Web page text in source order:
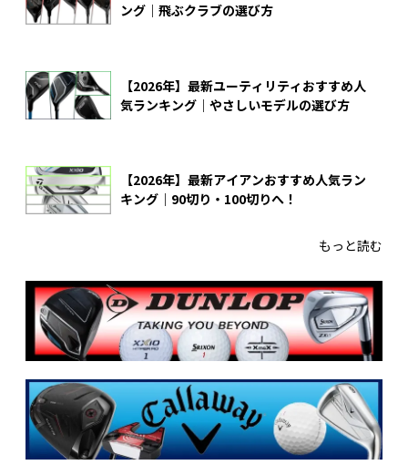
ング｜飛ぶクラブの選び方
【2026年】最新ユーティリティおすすめ人
気ランキング｜やさしいモデルの選び方
【2026年】最新アイアンおすすめ人気ラン
キング｜90切り・100切りへ！
もっと読む